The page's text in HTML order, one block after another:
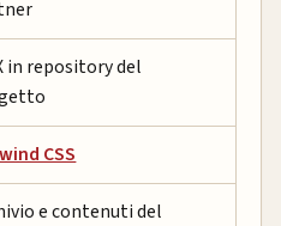
in repository del
CSS
e contenuti del